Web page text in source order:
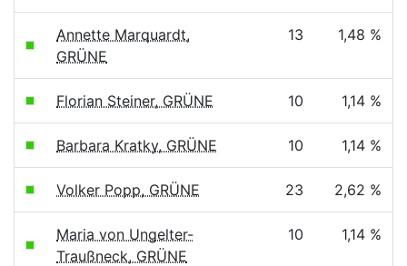
Annette Marquardt,
GRÜNE
13 1,48 %
Florian Steiner, GRÜNE 10 1,14 %
Barbara Kratky, GRÜNE 10 1,14 %
Volker Popp, GRÜNE 23 2,62 %
Maria von Ungelter-
Traußneck, GRÜNE
10 1,14 %